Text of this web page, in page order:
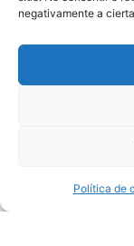
negativamente a
Política de